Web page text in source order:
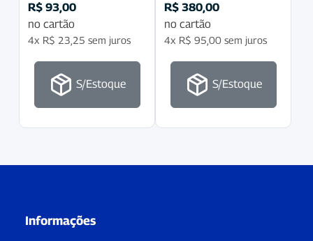
R$ 93,00
no cartão
4x R$ 23,25 sem juros
S/Estoque
R$ 380,00
no cartão
4x R$ 95,00 sem juros
S/Estoque
Informações